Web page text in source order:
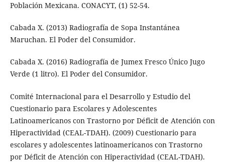
Población Mexicana. CONACYT, (1) 52-54.
Cabada X. (2013) Radiografía de Sopa Instantánea
Maruchan. El Poder del Consumidor.
Cabada X. (2016) Radiografía de Jumex Fresco Único Jugo
Verde (1 litro). El Poder del Consumidor.
Comité Internacional para el Desarrollo y Estudio del
Cuestionario para Escolares y Adolescentes
Latinoamericanos con Trastorno por Déficit de Atención con
Hiperactividad (CEAL-TDAH). (2009) Cuestionario para
escolares y adolescentes latinoamericanos con Trastorno
por Déficit de Atención con Hiperactividad (CEAL-TDAH).